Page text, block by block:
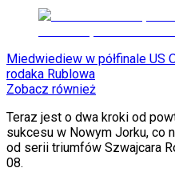
Podróże
Polska
Europa
Świat
Ubezpieczenie
Moja szkoła
Pogoda
Moto
Quizy
Zdrowie
Miedwiediew w półfinale US
rodaka Rublowa
Zobacz również
Teraz jest o dwa kroki od
sukcesu w Nowym Jorku, co
od serii triumfów Szwajcara
08.